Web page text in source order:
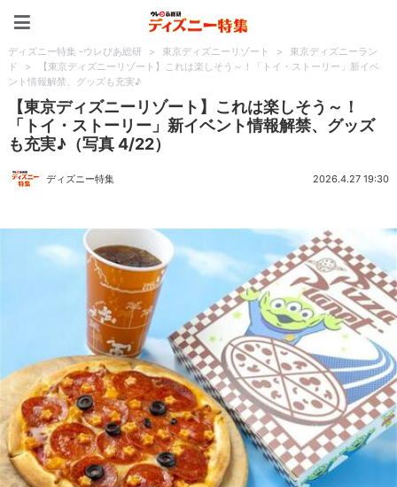
ディズニー特集 -ウレぴあ総研 > 東京ディズニーリゾート >
東京ディズニーラン
ド
>
【東京ディズニーリゾート】これは楽しそう～！「トイ・ストーリー」新イベ
ント情報解禁、グッズも充実♪
【東京ディズニーリゾート】これは楽しそう～！
「トイ・ストーリー」新イベント情報解禁、グッズ
も充実♪（写真 4/22）
ディズニー特集 2026.4.27 19:30